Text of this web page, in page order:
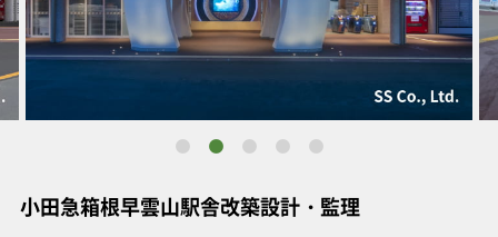
小田急箱根早雲山駅舎改築設計・監理